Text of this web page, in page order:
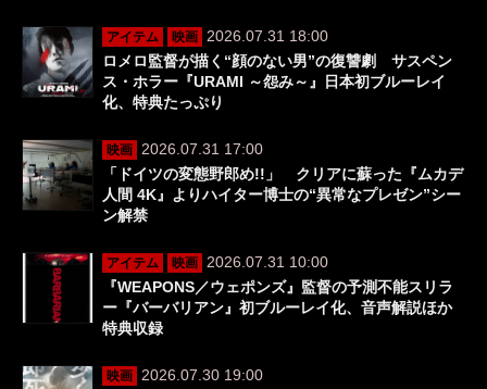
アイテム 映画
2026.07.31 18:00
ロメロ監督が描く“顔のない男”の復讐劇 サスペン
ス・ホラー『URAMI ～怨み～』日本初ブルーレイ
化、特典たっぷり
映画
2026.07.31 17:00
「ドイツの変態野郎め!!」 クリアに蘇った『ムカデ
人間 4K』よりハイター博士の“異常なプレゼン”シー
ン解禁
アイテム 映画
2026.07.31 10:00
『WEAPONS／ウェポンズ』監督の予測不能スリラ
ー『バーバリアン』初ブルーレイ化、音声解説ほか
特典収録
映画
2026.07.30 19:00